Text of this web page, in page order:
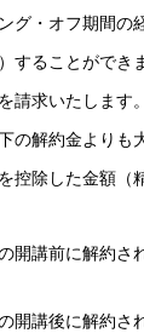
グ・オフ期間の
することができ
請求いたします
の解約金よりも
控除した金額（
開講前に解約さ
開講後に解約さ